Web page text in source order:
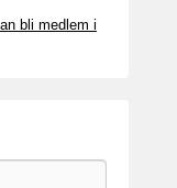
bli medlem i